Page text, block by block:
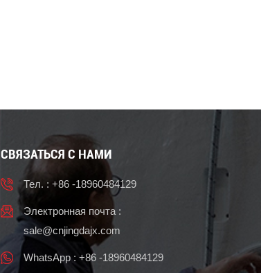
СВЯЗАТЬСЯ С НАМИ
Тел. : +86 -18960484129
Электронная почта :
sale@cnjingdajx.com
WhatsApp : +86 -18960484129